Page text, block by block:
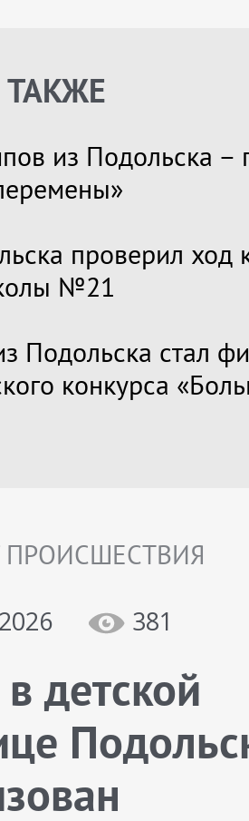
из Подольска –
проверил ход
№21
Подольска стал
конкурса
381
детской